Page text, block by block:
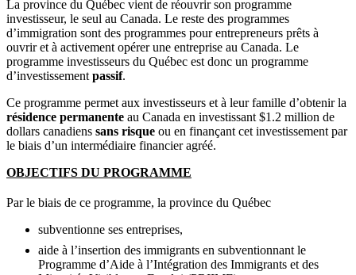
La province du Québec vient de réouvrir son programme
investisseur, le seul au Canada. Le reste des programmes
d’immigration sont des programmes pour entrepreneurs prêts à
ouvrir et à activement opérer une entreprise au Canada. Le
programme investisseurs du Québec est donc un programme
d’investissement passif.
Ce programme permet aux investisseurs et à leur famille d’obtenir la
résidence permanente au Canada en investissant $1.2 million de
dollars canadiens sans risque ou en finançant cet investissement par
le biais d’un intermédiaire financier agréé.
OBJECTIFS DU PROGRAMME
Par le biais de ce programme, la province du Québec
subventionne ses entreprises,
aide à l’insertion des immigrants en subventionnant le
Programme d’Aide à l’Intégration des Immigrants et des